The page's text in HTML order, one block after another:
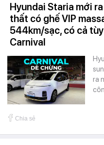
Hyundai Staria mới
thất có ghế VIP
544km/sạc, có cả
Carnival
ra
Chia sẻ